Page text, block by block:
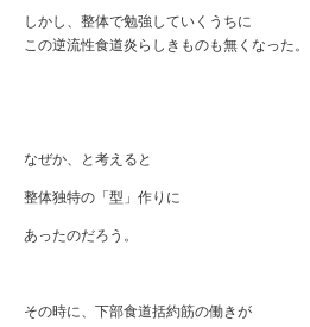
しかし、整体で勉強していくうちに
この逆流性食道炎らしきものも無くなった。
なぜか、と考えると
整体独特の「型」作りに
あったのだろう。
その時に、下部食道括約筋の働きが